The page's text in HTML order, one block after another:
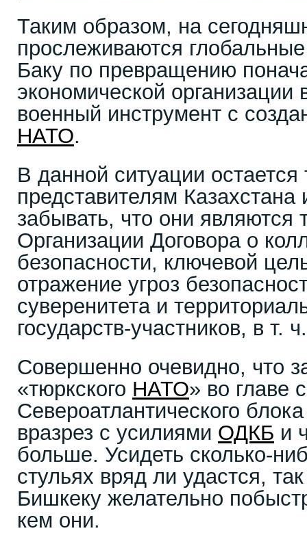
Таким образом, на
прослеживаются
Баку по превращению
экономической организации
военный инструмент с
НАТО.
В данной ситуации остается
представителям Казахстана
забывать, что они являются
Организации Договора о
безопасности, ключевой
отражение угроз
суверенитета и
государств-участников, в т.
Совершенно очевидно, что
«тюркского НАТО» во главе
Североатлантического
вразрез с усилиями ОДКБ и
больше. Усидеть сколько-
стульях вряд ли удастся,
Бишкеку желательно
кем они.